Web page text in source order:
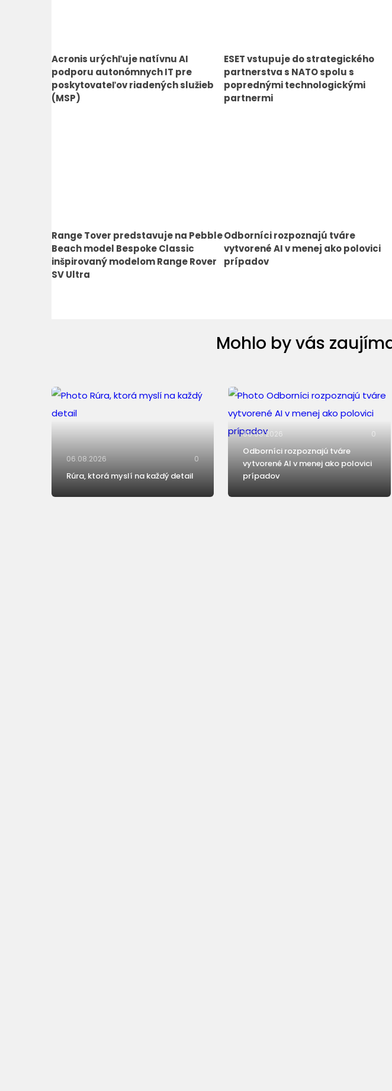
Acronis urýchľuje natívnu AI
podporu autonómnych IT pre
poskytovateľov riadených služieb
(MSP)
ESET vstupuje do strategického
partnerstva s NATO spolu s
poprednými technologickými
partnermi
Range Tover predstavuje na Pebble
Beach model Bespoke Classic
inšpirovaný modelom Range Rover
SV Ultra
Odborníci rozpoznajú tváre
vytvorené AI v menej ako polovici
prípadov
Mohlo by vás
06.08.2026 0
Rúra, ktorá myslí na každý detail
06.08.2026 0
Odborníci rozpoznajú tváre
vytvorené AI v menej ako polovici
prípadov